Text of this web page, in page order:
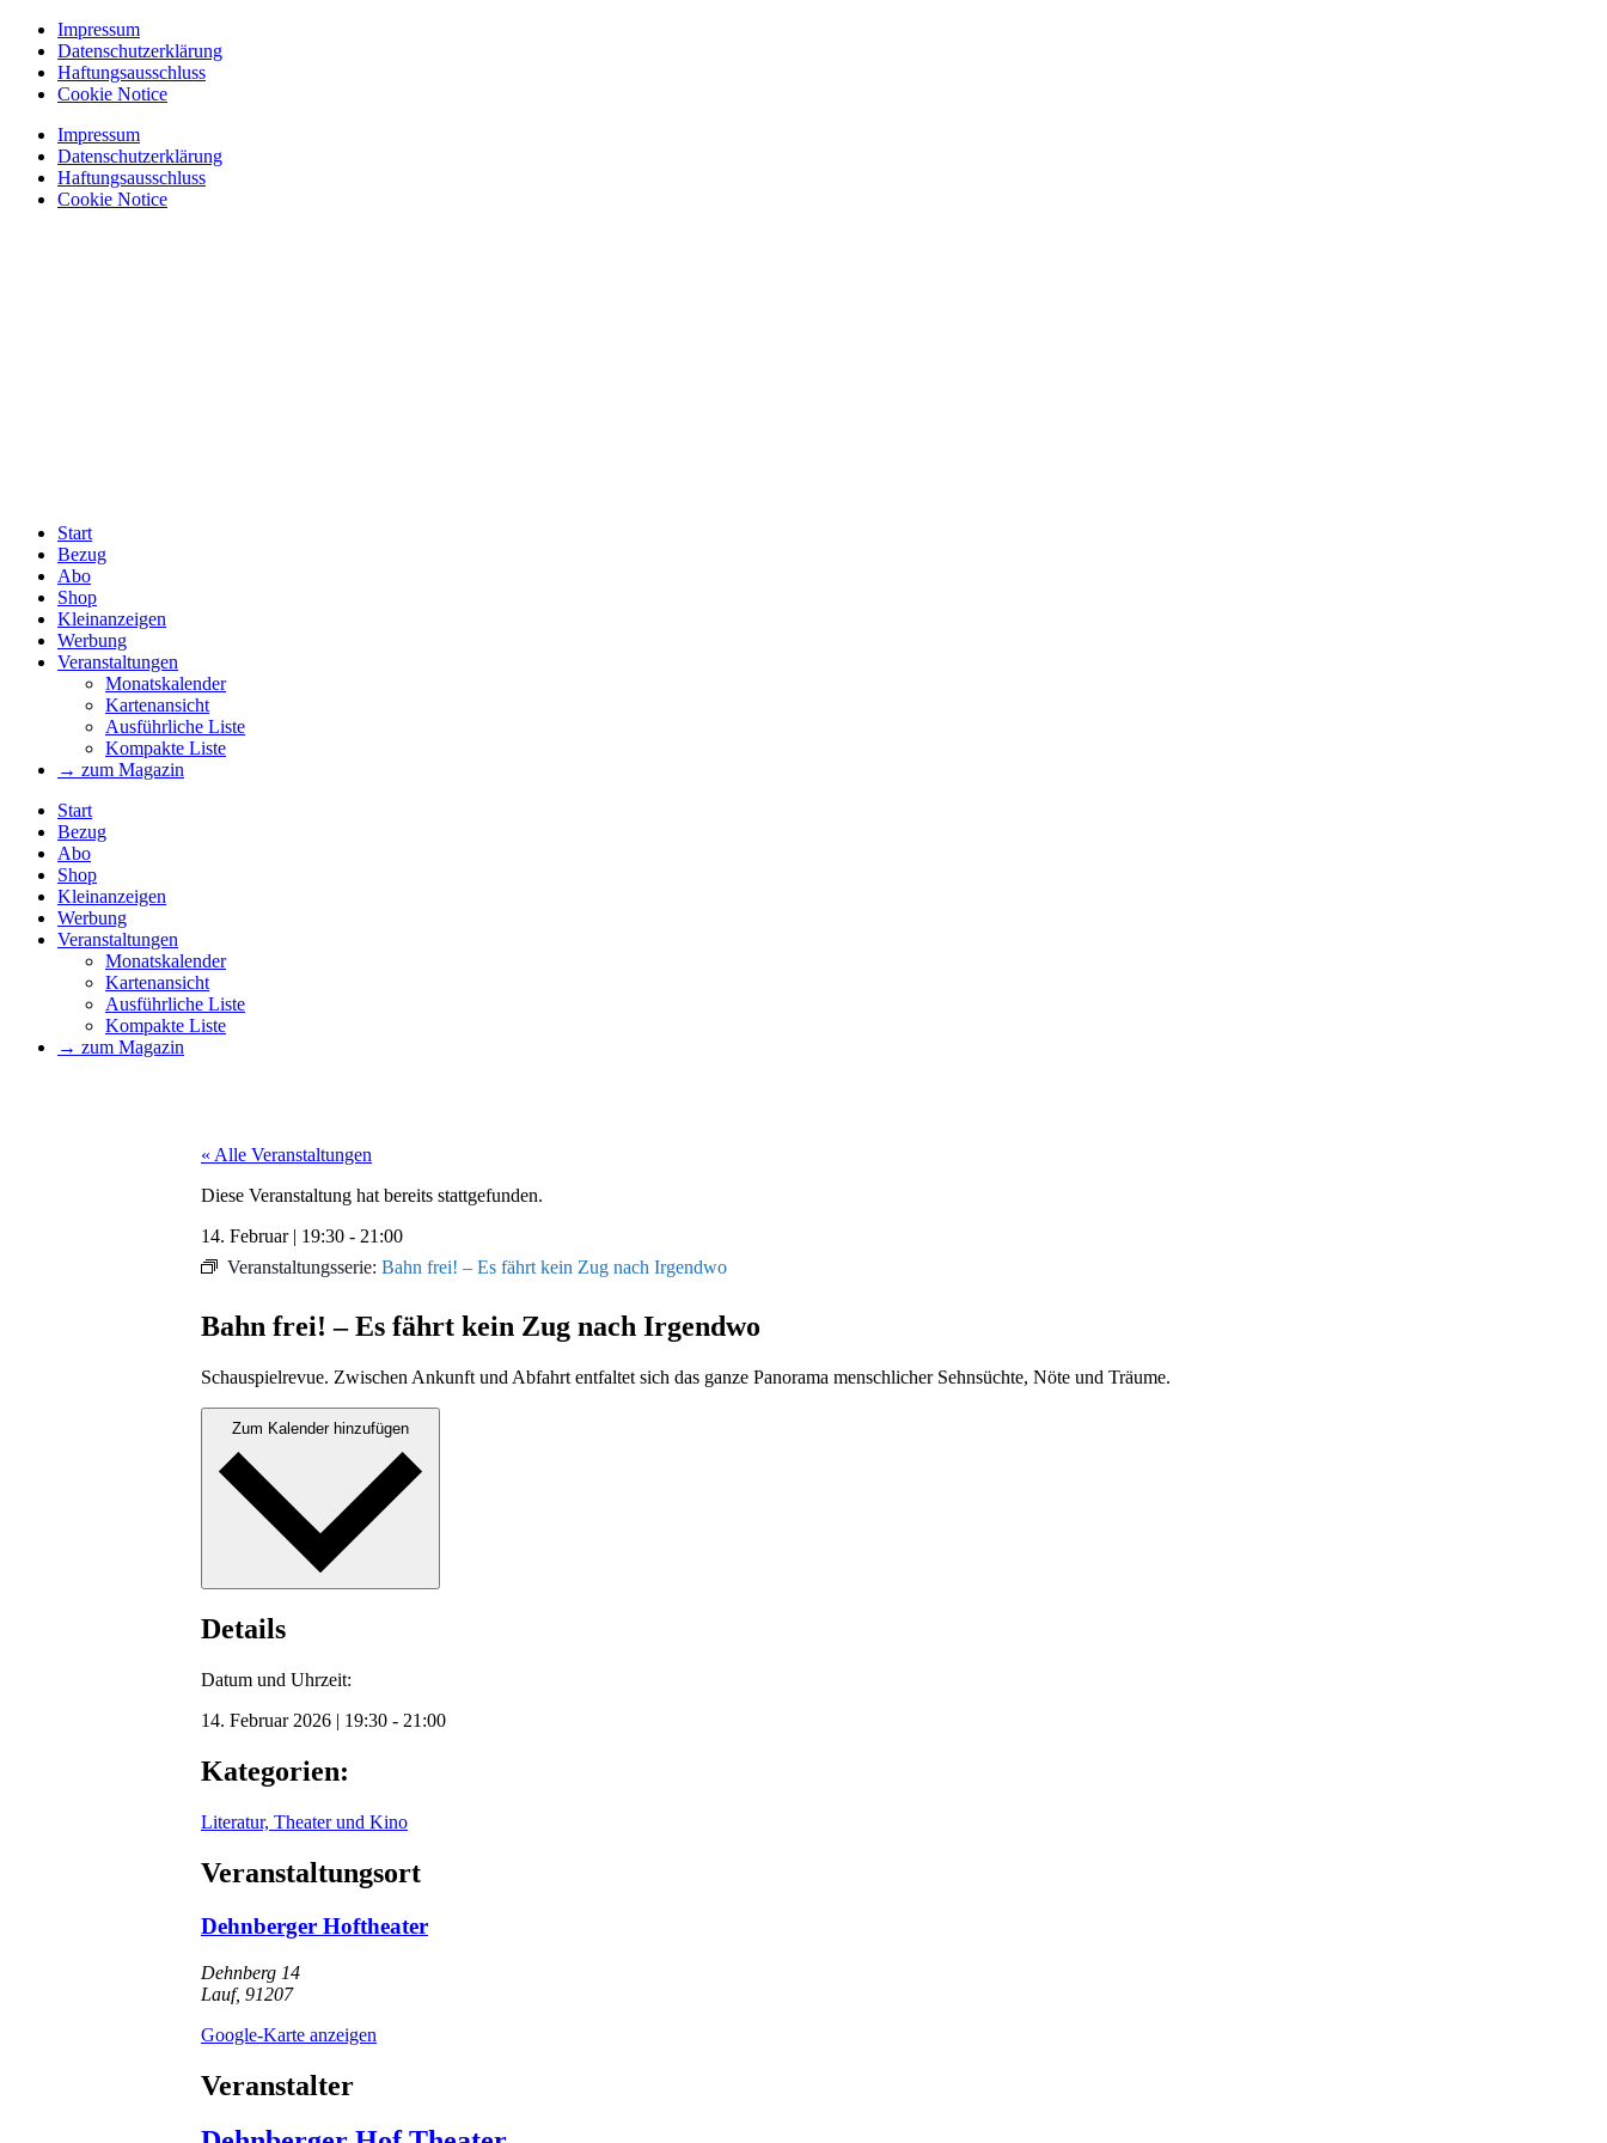
Zum
Inhalt
springen
Impressum
Datenschutzerklärung
Haftungsausschluss
Cookie Notice
Impressum
Datenschutzerklärung
Haftungsausschluss
Cookie Notice
Start
Bezug
Abo
Shop
Kleinanzeigen
Werbung
Veranstaltungen
Monatskalender
Kartenansicht
Ausführliche Liste
Kompakte Liste
→ zum Magazin
Start
Bezug
Abo
Shop
Kleinanzeigen
Werbung
Veranstaltungen
Monatskalender
Kartenansicht
Ausführliche Liste
Kompakte Liste
→ zum Magazin
« Alle Veranstaltungen
Diese Veranstaltung hat bereits stattgefunden.
14. Februar | 19:30 - 21:00
Veranstaltungsserie: Bahn frei! – Es fährt kein Zug nach Irgendwo
Bahn frei! – Es fährt kein Zug nach Irgendwo
Schaus­piel­re­vue. Zwis­chen Ankun­ft und Abfahrt ent­fal­tet sich das ganze Panora­ma men­schlich­er Sehn­süchte, Nöte und Träume.
Details
Datum und Uhrzeit:
14. Februar 2026 | 19:30 - 21:00
Kategorien:
Literatur, Theater und Kino
Veranstaltungsort
Dehnberger Hoftheater
Dehnberg 14
Lauf, 91207
Google-Karte anzeigen
Veranstalter